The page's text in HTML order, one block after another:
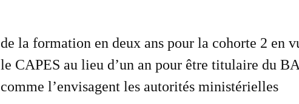
de la formation en deux ans pour la cohorte 2 en
le CAPES au lieu d’un an pour être titulaire du
comme l’envisagent les autorités ministérielles